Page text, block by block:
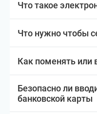
Что такое
Что нужно чтобы
Как поменять или
Безопасно ли
банковской карты